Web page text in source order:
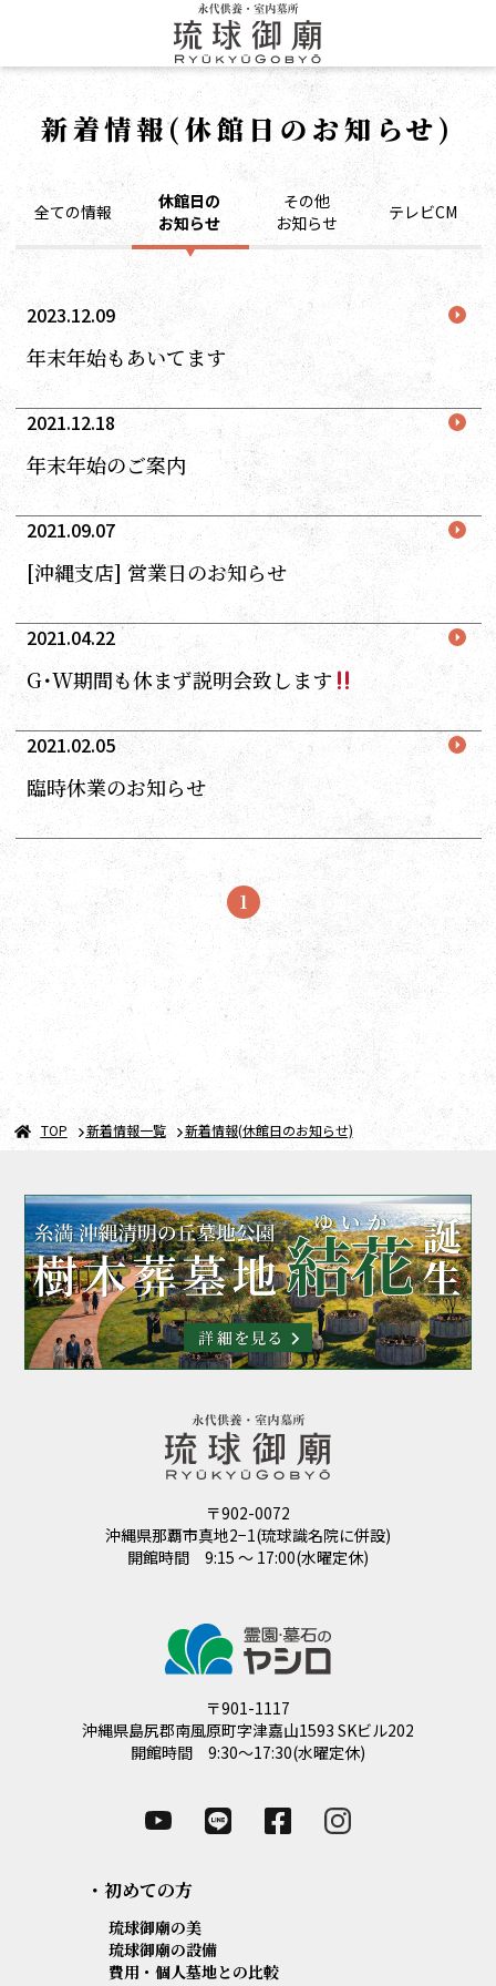
新着情報(休館日のお知らせ)
全ての情報
休館日の
お知らせ
その他
お知らせ
テレビCM
2023.12.09
年末年始もあいてます
2021.12.18
年末年始のご案内
2021.09.07
[沖縄支店] 営業日のお知らせ
2021.04.22
G･W期間も休まず説明会致します
2021.02.05
臨時休業のお知らせ
1
TOP 新着情報一覧 新着情報(休館日のお知らせ)
〒902-0072
沖縄県那覇市真地2−1(琉球識名院に併設)
開館時間 9:15 ～ 17:00(水曜定休)
〒901-1117
沖縄県島尻郡南風原町字津嘉山1593 SKビル202
開館時間 9:30～17:30(水曜定休)
・初めての方
琉球御廟の美
琉球御廟の設備
費用・個人墓地との比較